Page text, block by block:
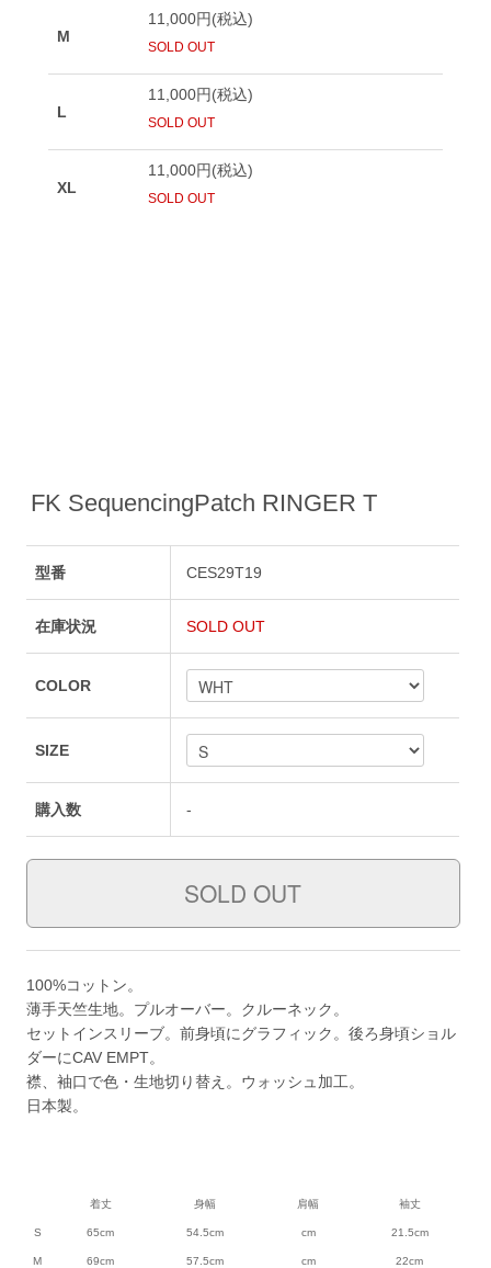
FK SequencingPatch RINGER T
型番 CES29T19
在庫状況 SOLD OUT
COLOR
SIZE
購入数 -
100%コットン。
薄手天竺生地。プルオーバー。クルーネック。
セットインスリーブ。前身頃にグラフィック。後ろ身頃ショル
ダーにCAV EMPT。
襟、袖口で色・生地切り替え。ウォッシュ加工。
日本製。
着丈 身幅 肩幅 袖丈
S 65cm 54.5cm cm 21.5cm
M 69cm 57.5cm cm 22cm